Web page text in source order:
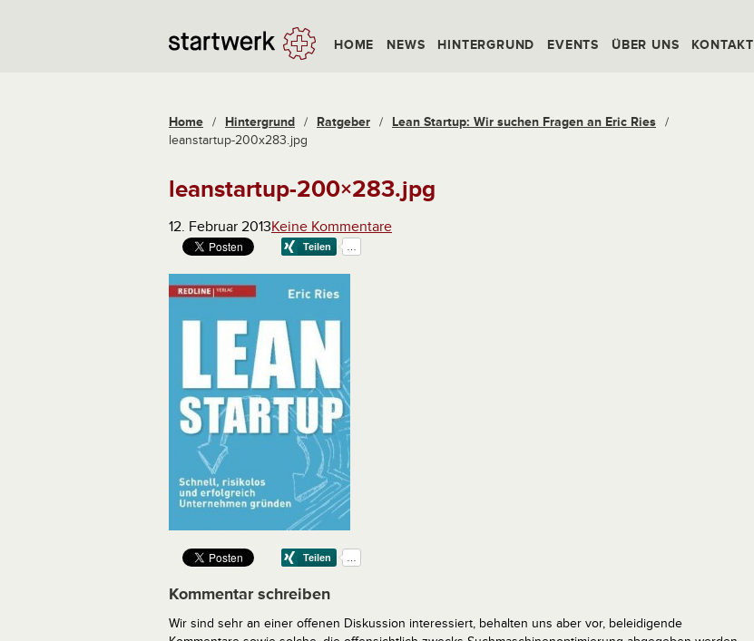
HOME NEWS HINTERGRUND EVENTS ÜBER UNS KONTAKT
Home / Hintergrund / Ratgeber / Lean Startup: Wir suchen Fragen an Eric Ries /
leanstartup-200x283.jpg
leanstartup-200×283.jpg
12. Februar 2013Keine Kommentare
Kommentar schreiben
Wir sind sehr an einer offenen Diskussion interessiert, behalten uns aber vor, beleidigende